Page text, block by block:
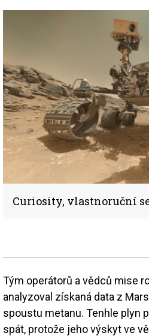
Curiosity, vlastnoruční
Tým operátorů a vědců mise
analyzoval získaná data z
spoustu metanu. Tenhle plyn
spát, protože jeho výskyt ve